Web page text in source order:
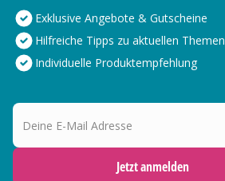
Exklusive Angebote & Gutscheine
Hilfreiche Tipps zu aktuellen Themen
Individuelle Produktempfehlung
Deine E-Mail Adresse
Jetzt anmelden